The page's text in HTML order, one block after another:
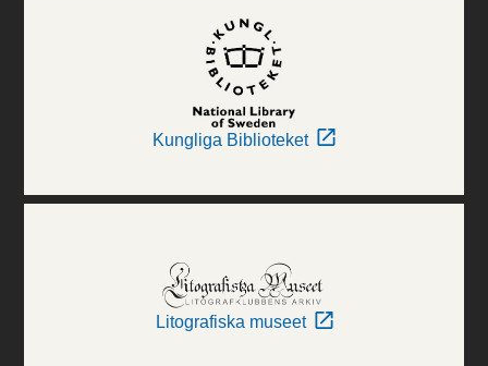
Kungliga Biblioteket
Litografiska museet